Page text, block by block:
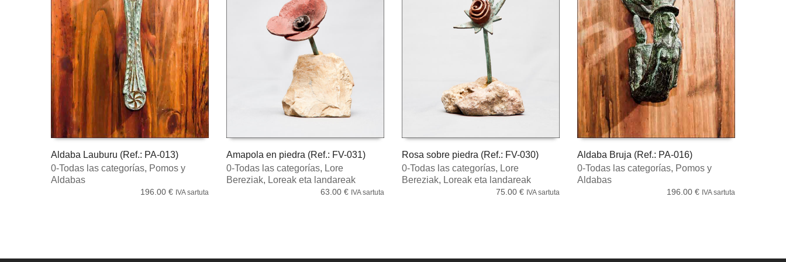
ORGAN SARTZEA
Aldaba Lauburu (Ref.: PA-013)
0-Todas las categorías, Pomos y
Aldabas
196.00 € IVA sartuta
INFO GEHIAGO
Amapola en piedra (Ref.: FV-031)
0-Todas las categorías, Lore
Bereziak, Loreak eta landareak
63.00 € IVA sartuta
ORGAN SARTZEA
Rosa sobre piedra (Ref.: FV-030)
0-Todas las categorías, Lore
Bereziak, Loreak eta landareak
75.00 € IVA sartuta
ORGAN SARTZEA
Aldaba Bruja (Ref.: PA-016)
0-Todas las categorías, Pomos y
Aldabas
196.00 € IVA sartuta